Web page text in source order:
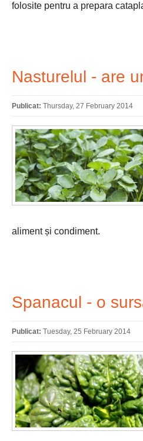
folosite pentru a prepara
Nasturelul - are
Publicat: Thursday, 27 February 2014
aliment și condiment.
Spanacul - o
Publicat: Tuesday, 25 February 2014